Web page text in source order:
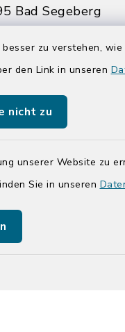
zu verstehen,
den Link in unseren
nicht zu
unserer Website zu
Sie in unseren
Bad Segeberg
04551 964-0
964-111
Segeberg
Info der Stadt Bad